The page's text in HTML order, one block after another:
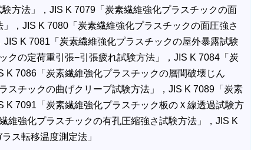
方法」，JIS K 7079「炭素繊維強化プラスチックの面
，JIS K 7080「炭素繊維強化プラスチックの面圧強さ
K 7081「炭素繊維強化プラスチックの屋外暴露試験
クの定荷重引張−引張疲れ試験方法」，JIS K 7084「炭
7086「炭素繊維強化プラスチックの層間破壊じん
スチックの曲げクリープ試験方法」，JIS K 7089「炭素
7091「炭素繊維強化プラスチック板のＸ線透過試験方
維強化プラスチックの有孔圧縮強さ試験方法」，JIS K
ス転移温度測定法」